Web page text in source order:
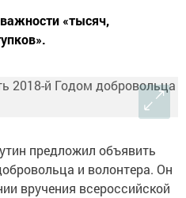
«тысяч,
предложил объявить
и волонтера. Он
вручения всероссийской